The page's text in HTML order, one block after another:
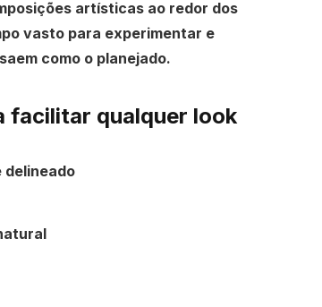
artísticas ao redor dos
vasto para experimentar e
como o planejado.
facilitar qualquer look
delineado